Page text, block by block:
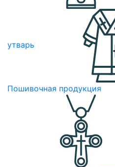
утварь
Пошивочная продукция